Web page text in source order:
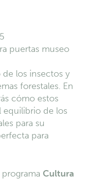
puertas museo
los insectos y
forestales. En
cómo estos
equilibrio de los
para su
para
Cultura